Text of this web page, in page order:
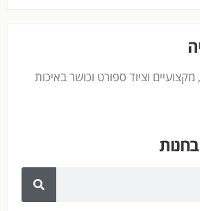
וציוד ספורט וכושר באיכות